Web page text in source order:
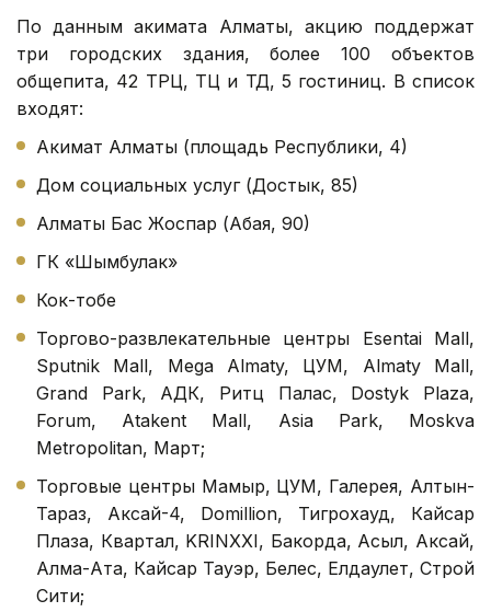
По данным акимата Алматы, акцию поддержат
три городских здания, более 100 объектов
общепита, 42 ТРЦ, ТЦ и ТД, 5 гостиниц. В список
входят:
Акимат Алматы (площадь Республики, 4)
Дом социальных услуг (Достык, 85)
Алматы Бас Жоспар (Абая, 90)
ГК «Шымбулак»
Кок-тобе
Торгово-развлекательные центры Esentai Mall,
Sputnik Mall, Mega Almaty, ЦУМ, Almaty Mall,
Grand Park, АДК, Ритц Палас, Dostyk Plaza,
Forum, Atakent Mall, Asia Park, Moskva
Metropolitan, Март;
Торговые центры Мамыр, ЦУМ, Галерея, Алтын-
Тараз, Аксай-4, Domillion, Тигрохауд, Кайсар
Плаза, Квартал, KRINXXI, Бакорда, Асыл, Аксай,
Алма-Ата, Кайсар Тауэр, Белес, Елдаулет, Строй
Сити;